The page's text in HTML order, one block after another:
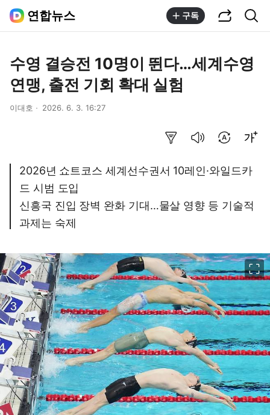
연합뉴스 구독
수영 결승전 10명이 뛴다…세계수영
연맹, 출전 기회 확대 실험
이대호 2026. 6. 3. 16:27
2026년 쇼트코스 세계선수권서 10레인·와일드카
드 시범 도입
신흥국 진입 장벽 완화 기대…물살 영향 등 기술적
과제는 숙제